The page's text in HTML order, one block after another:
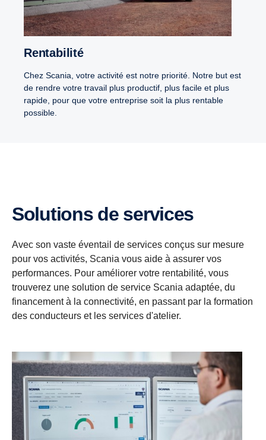
Rentabilité
Chez Scania, votre activité est notre priorité. Notre but est
de rendre votre travail plus productif, plus facile et plus
rapide, pour que votre entreprise soit la plus rentable
possible.
Solutions de services
Avec son vaste éventail de services conçus sur mesure
pour vos activités, Scania vous aide à assurer vos
performances. Pour améliorer votre rentabilité, vous
trouverez une solution de service Scania adaptée, du
financement à la connectivité, en passant par la formation
des conducteurs et les services d'atelier.